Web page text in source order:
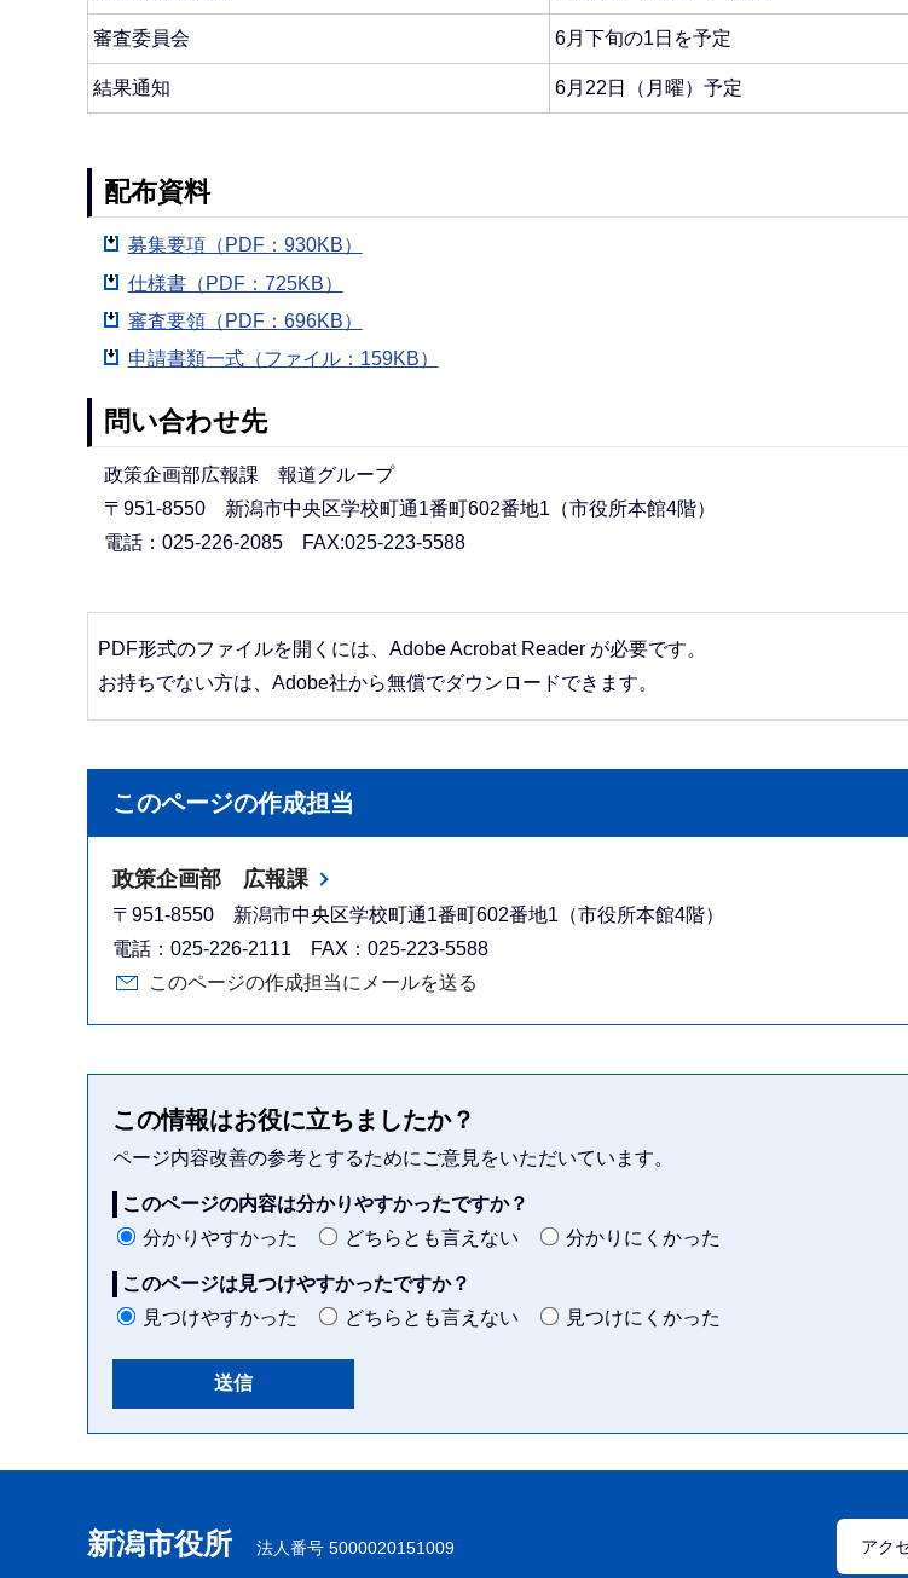
審査委員会 6月下旬の1日を予定
結果通知 6月22日（月曜）予定
配布資料
募集要項（PDF：930KB）
仕様書（PDF：725KB）
審査要領（PDF：696KB）
申請書類一式（ファイル：159KB）
問い合わせ先
政策企画部広報課 報道グループ
〒951-8550 新潟市中央区学校町通1番町602番地1（市役所本館4階）
電話：025-226-2085 FAX:025-223-5588
PDF形式のファイルを開くには、Adobe Acrobat Reader が必要です。
お持ちでない方は、Adobe社から無償でダウンロードできます。
このページの作成担当
政策企画部 広報課
〒951-8550 新潟市中央区学校町通1番町602番地1（市役所本館4階）
電話：025-226-2111 FAX：025-223-5588
このページの作成担当にメールを送る
この情報はお役に立ちましたか？
ページ内容改善の参考とするためにご意見をいただいています。
このページの内容は分かりやすかったですか？
分かりやすかった
どちらとも言えない 分かりにくかった
このページは見つけやすかったですか？
見つけやすかった
どちらとも言えない 見つけにくかった
こ
新潟市役所 法人番号 5000020151009 アク